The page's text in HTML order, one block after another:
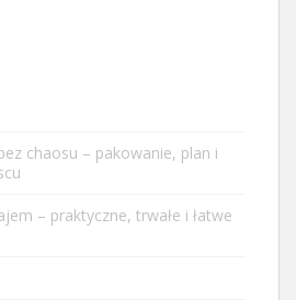
chaosu – pakowanie, plan i
– praktyczne, trwałe i łatwe